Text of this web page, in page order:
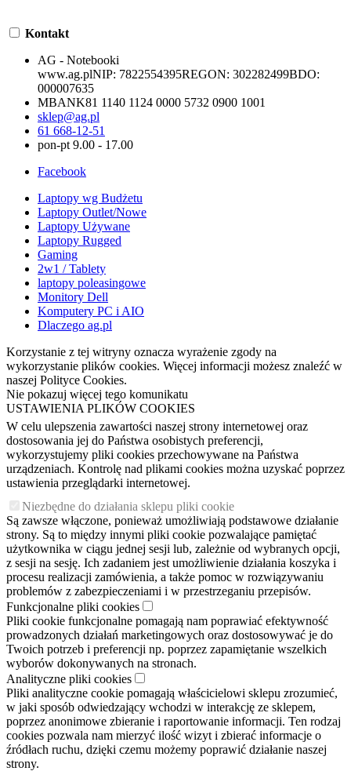
Kontakt
AG - Notebooki
www.ag.plNIP: 7822554395REGON: 302282499BDO:
000007635
MBANK81 1140 1124 0000 5732 0900 1001
sklep@ag.pl
61 668-12-51
pon-pt 9.00 - 17.00
Facebook
Laptopy wg Budżetu
Laptopy Outlet/Nowe
Laptopy Używane
Laptopy Rugged
Gaming
2w1 / Tablety
laptopy poleasingowe
Monitory Dell
Komputery PC i AIO
Dlaczego ag.pl
Korzystanie z tej witryny oznacza wyrażenie zgody na
wykorzystanie plików cookies. Więcej informacji możesz znaleźć w
naszej Polityce Cookies.
Nie pokazuj więcej tego komunikatu
USTAWIENIA PLIKÓW COOKIES
W celu ulepszenia zawartości naszej strony internetowej oraz
dostosowania jej do Państwa osobistych preferencji,
wykorzystujemy pliki cookies przechowywane na Państwa
urządzeniach. Kontrolę nad plikami cookies można uzyskać poprzez
ustawienia przeglądarki internetowej.
Niezbędne do działania sklepu pliki cookie
Są zawsze włączone, ponieważ umożliwiają podstawowe działanie
strony. Są to między innymi pliki cookie pozwalające pamiętać
użytkownika w ciągu jednej sesji lub, zależnie od wybranych opcji,
z sesji na sesję. Ich zadaniem jest umożliwienie działania koszyka i
procesu realizacji zamówienia, a także pomoc w rozwiązywaniu
problemów z zabezpieczeniami i w przestrzeganiu przepisów.
Funkcjonalne pliki cookies
Pliki cookie funkcjonalne pomagają nam poprawiać efektywność
prowadzonych działań marketingowych oraz dostosowywać je do
Twoich potrzeb i preferencji np. poprzez zapamiętanie wszelkich
wyborów dokonywanych na stronach.
Analityczne pliki cookies
Pliki analityczne cookie pomagają właścicielowi sklepu zrozumieć,
w jaki sposób odwiedzający wchodzi w interakcję ze sklepem,
poprzez anonimowe zbieranie i raportowanie informacji. Ten rodzaj
cookies pozwala nam mierzyć ilość wizyt i zbierać informacje o
źródłach ruchu, dzięki czemu możemy poprawić działanie naszej
strony.